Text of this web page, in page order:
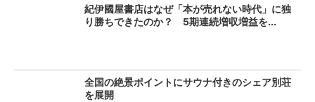
紀伊國屋書店はなぜ「本が売れない時代」に独
り勝ちできたのか？ 5期連続増収増益を...
全国の絶景ポイントにサウナ付きのシェア別荘
を展開